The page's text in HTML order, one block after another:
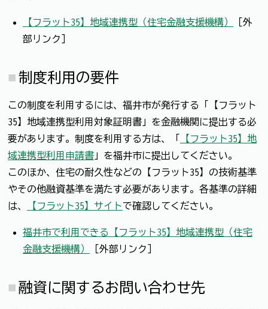
【フラット35】地域連携型（住宅金融支援機構）
［外
部リンク］
制度利用の要件
この制度を利用するには、福井市が発行する「【フラット
35】地域連携型利用対象証明書」を金融機関に提出する必
要があります。制度を利用する方は、「
【フラット35】地
域連携型利用申請書 」を福井市に提出してください。
このほか、住宅の耐久性などの【フラット35】の技術基準
やその他融資基準を満たす必要があります。各基準の詳細
は、
【フラット35】サイトで確認してください。
福井市で利用できる【フラット35】地域連携型（住宅
金融支援機構）
［外部リンク］
融資に関するお問い合わせ先